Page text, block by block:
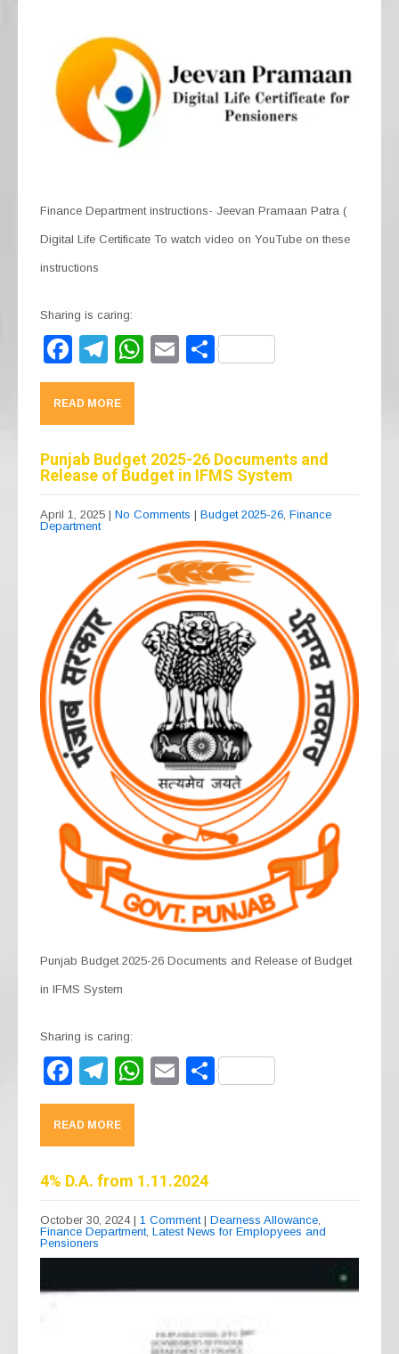
Finance Department instructions- Jeevan Pramaan Patra (
Digital Life Certificate To watch video on YouTube on these
instructions
Sharing is caring:
F
a
c
e
b
o
o
T
el
e
gr
a
m
W
A
p
p
E S
READ MORE
Punjab Budget 2025-26 Documents and
Release of Budget in IFMS System
April 1, 2025 | No Comments | Budget 2025-26, Finance
Department
Punjab Budget 2025-26 Documents and Release of Budget
in IFMS System
Sharing is caring:
F
a
c
e
b
o
o
T
el
e
gr
a
m
W
A
p
p
E S
READ MORE
4% D.A. from 1.11.2024
October 30, 2024 | 1 Comment | Dearness Allowance
Finance Department, Latest News for Emplopyees and
Pensioners